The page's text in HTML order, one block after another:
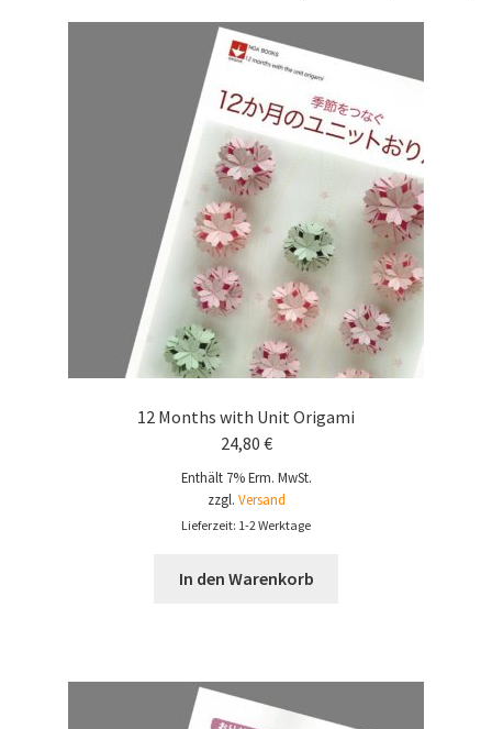
12 Months with Unit Origami
24,80 €
Enthält 7% Erm. MwSt.
zzgl. Versand
Lieferzeit: 1-2 Werktage
In den Warenkorb